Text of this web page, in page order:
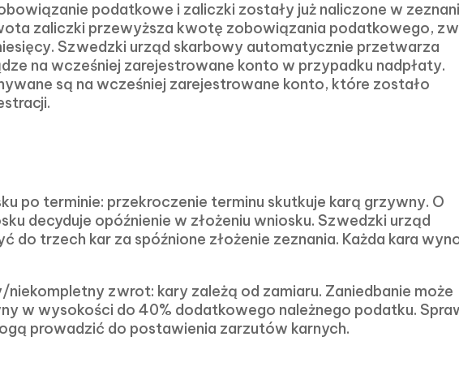
podatkowe i zaliczki zostały już naliczone w
zaliczki przewyższa kwotę zobowiązania podatkowego,
Szwedzki urząd skarbowy automatycznie przetwarza
na wcześniej zarejestrowane konto w przypadku nadpłaty.
są na wcześniej zarejestrowane konto, które zostało
po terminie: przekroczenie terminu skutkuje karą grzywny. O
decyduje opóźnienie w złożeniu wniosku. Szwedzki urząd
do trzech kar za spóźnione złożenie zeznania. Każda kara
niekompletny zwrot: kary zależą od zamiaru. Zaniedbanie może
w wysokości do 40% dodatkowego należnego podatku.
prowadzić do postawienia zarzutów karnych.